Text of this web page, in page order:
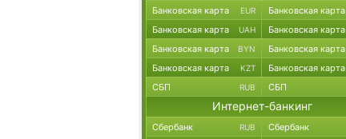
Банковская карта EUR Банковская карта
Банковская карта UAH Банковская карта
Банковская карта BYN Банковская карта
Банковская карта KZT Банковская карта
СБП RUB СБП
Интернет-банкинг
Сбербанк RUB Сбербанк